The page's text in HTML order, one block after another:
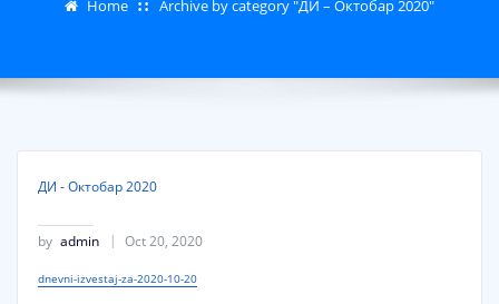
Home Archive by category "ДИ – Октобар 2020"
ДИ - Октобар 2020
by admin Oct 20, 2020
dnevni-izvestaj-za-2020-10-20